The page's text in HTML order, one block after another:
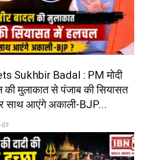
Sukhbir Badal : PM मोदी
मुलाकात से पंजाब की सियासत
साथ आएंगे अकाली-BJP...
07